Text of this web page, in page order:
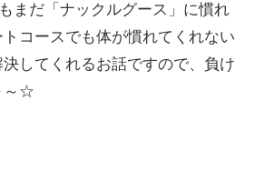
まだ「ナックルグース」に慣れ
コースでも体が慣れてくれない
してくれるお話ですので、負け
～☆